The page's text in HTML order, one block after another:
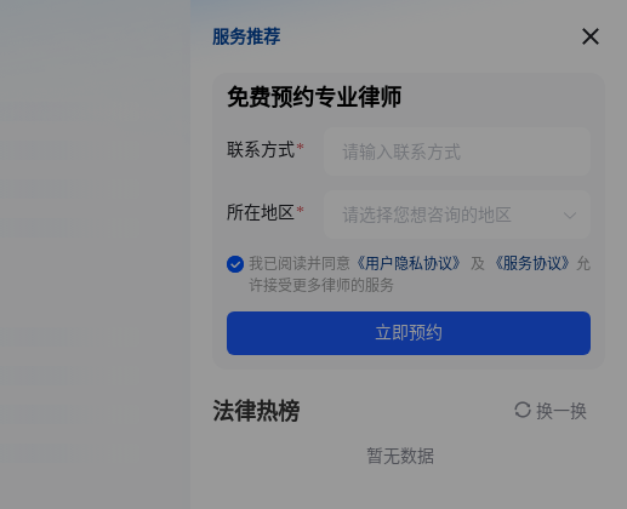
服务推荐
服务推荐
免费预约专业律师
联系方式
所在地区
我已阅读并同意 《用户隐私协议》 及 《服务协议》 允
许接受更多律师的服务
立即预约
法律热榜 换一换
暂无数据